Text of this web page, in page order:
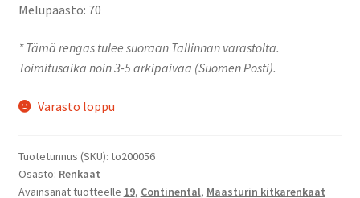
Melupäästö: 70
* Tämä rengas tulee suoraan Tallinnan varastolta.
Toimitusaika noin 3-5 arkipäivää (Suomen Posti).
Varasto loppu
Tuotetunnus (SKU): to200056
Osasto: Renkaat
Avainsanat tuotteelle 19, Continental, Maasturin kitkarenkaat